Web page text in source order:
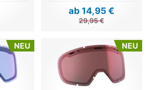
ab 14,95 €
29,95 €
NEU NEU